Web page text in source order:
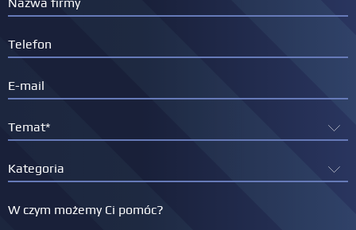
Więcej informacji na temat procesu certyfikacji
certyfikacji PECB